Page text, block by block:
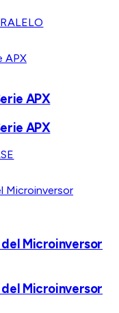
APX
APX
Microinversor
Microinversor